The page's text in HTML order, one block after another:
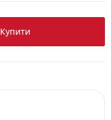
Купити